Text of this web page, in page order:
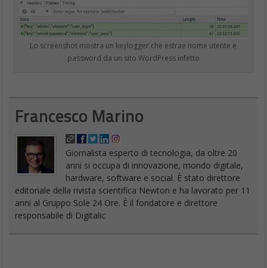
Se venisse prodotta una quantità così limitata di telefoni Galaxy
X, non dovremmo aspettarci che vengano resi disponibili al di
fuori della Corea del Sud, o addirittura al pubblico. Il telefono è
descritto come dotato di due pannelli di visualizzazione OLED
con una cerniera nel mezzo. Gli schermi senza cornici, come
La produzione di una serie limitata di telefoni di prova si ben
adatta a quanto descritto da report precedenti. Secondo un
rapporto di ETNews, Samsung intendeva iniziare laproduzione
di un prototipo di telefono nel terzo trimestre del 2017, al fine di
“verificare la qualità dello smartphone pieghevole producendone
qualche migliaia di prototipi”. È possibile che abbiano mancato
quell’obiettivo, ma la maggior parte delle fonti sono ancora